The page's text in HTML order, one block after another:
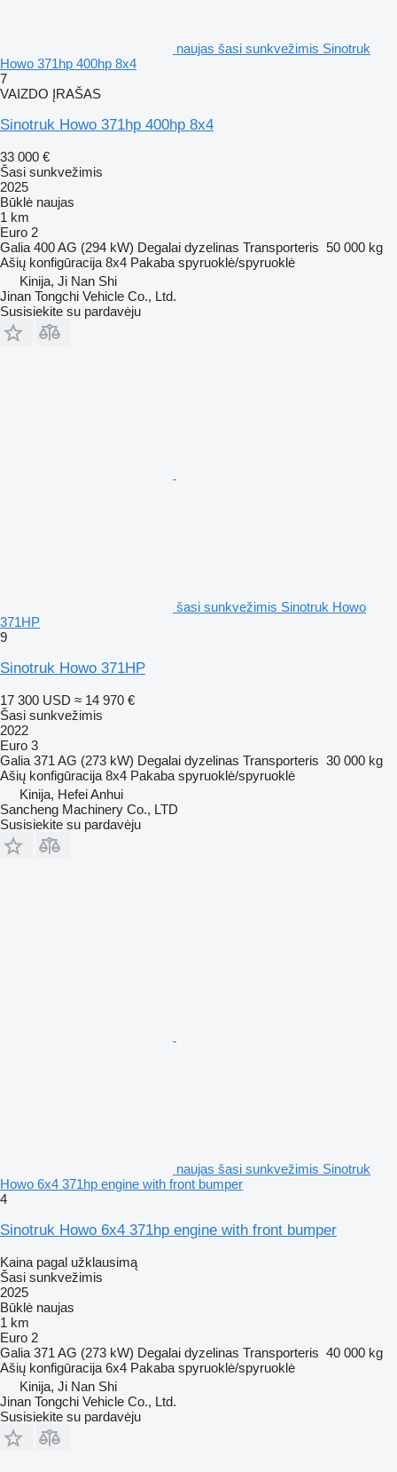
naujas šasi sunkvežimis Sinotruk
Howo 371hp 400hp 8x4
7
VAIZDO ĮRAŠAS
Sinotruk Howo 371hp 400hp 8x4
33 000 €
Šasi sunkvežimis
2025
Būklė naujas
1 km
Euro 2
Galia 400 AG (294 kW) Degalai dyzelinas Transporteris 50 000 kg
Ašių konfigūracija 8x4 Pakaba spyruoklė/spyruoklė
Kinija, Ji Nan Shi
Jinan Tongchi Vehicle Co., Ltd.
Susisiekite su pardavėju
šasi sunkvežimis Sinotruk Howo
371HP
9
Sinotruk Howo 371HP
17 300 USD ≈ 14 970 €
Šasi sunkvežimis
2022
Euro 3
Galia 371 AG (273 kW) Degalai dyzelinas Transporteris 30 000 kg
Ašių konfigūracija 8x4 Pakaba spyruoklė/spyruoklė
Kinija, Hefei Anhui
Sancheng Machinery Co., LTD
Susisiekite su pardavėju
naujas šasi sunkvežimis Sinotruk
Howo 6x4 371hp engine with front bumper
4
Sinotruk Howo 6x4 371hp engine with front bumper
Kaina pagal užklausimą
Šasi sunkvežimis
2025
Būklė naujas
1 km
Euro 2
Galia 371 AG (273 kW) Degalai dyzelinas Transporteris 40 000 kg
Ašių konfigūracija 6x4 Pakaba spyruoklė/spyruoklė
Kinija, Ji Nan Shi
Jinan Tongchi Vehicle Co., Ltd.
Susisiekite su pardavėju